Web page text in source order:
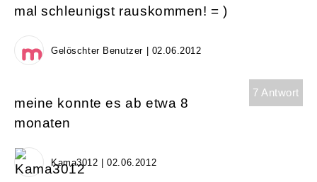
mal schleunigst rauskommen! = )
Gelöschter Benutzer | 02.06.2012
7 Antwort
meine konnte es ab etwa 8
monaten
Kama3012 | 02.06.2012